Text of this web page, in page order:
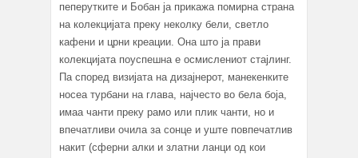
пеперутките и Бобан ја прикажа помирна страна
на колекцијата преку неколку бели, светло
кафени и црни креации. Она што ја прави
колекцијата поуспешна е осмислениот стајлинг.
Па според визијата на дизајнерот, манекенките
носеа турбани на глава, најчесто во бела боја,
имаа чанти преку рамо или плик чанти, но и
впечатливи очила за сонце и уште повпечатлив
накит (сферни алки и златни ланци од кои